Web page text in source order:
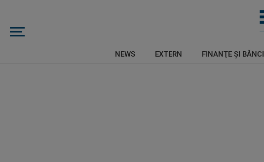
NEWS EXTERN FINANŢE ŞI BĂNCI